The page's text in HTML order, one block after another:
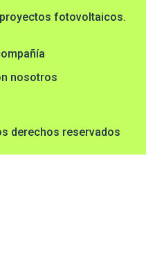
fotovoltaicos.
nosotros
derechos reservados